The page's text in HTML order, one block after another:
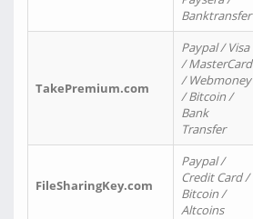
Banktransfer
TakePremium.com
Paypal / Visa
/ MasterCard
/ Webmoney
/ Bitcoin /
Bank
Transfer
FileSharingKey.com
Paypal /
Credit Card /
Bitcoin /
Altcoins